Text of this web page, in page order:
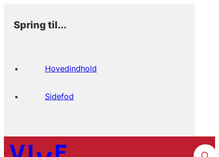
Spring til...
Hovedindhold
Sidefod